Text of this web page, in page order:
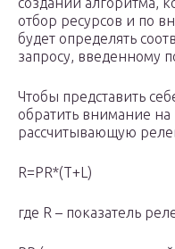
отбор ресурсов и по
будет определять
запросу, введенному
Чтобы представить
обратить внимание
рассчитывающую
R=PR*(T+L)
где R – показатель